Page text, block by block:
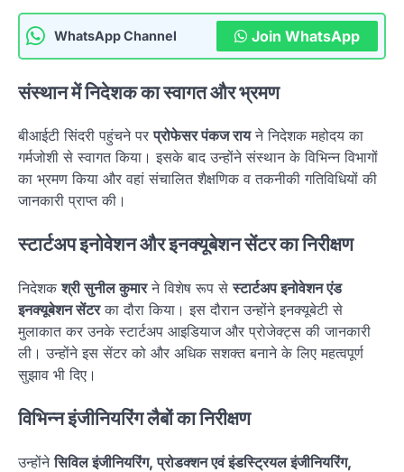
WhatsApp Channel Join WhatsApp
संस्थान में निदेशक का स्वागत और भ्रमण
बीआईटी सिंदरी पहुंचने परप्रोफेसर पंकज रायने निदेशक महोदय का
गर्मजोशी से स्वागत किया। इसके बाद उन्होंने संस्थान के विभिन्न विभागों
का भ्रमण किया और वहां संचालित शैक्षणिक व तकनीकी गतिविधियों की
जानकारी प्राप्त की।
स्टार्टअप इनोवेशन और इनक्यूबेशन सेंटर का निरीक्षण
निदेशकश्री सुनील कुमारने विशेष रूप सेस्टार्टअप इनोवेशन एंड
इनक्यूबेशन सेंटरका दौरा किया। इस दौरान उन्होंने इनक्यूबेटी से
मुलाकात कर उनके स्टार्टअप आइडियाज और प्रोजेक्ट्स की जानकारी
ली। उन्होंने इस सेंटर को और अधिक सशक्त बनाने के लिए महत्वपूर्ण
सुझाव भी दिए।
विभिन्न इंजीनियरिंग लैबों का निरीक्षण
उन्होंनेसिविल इंजीनियरिंग, प्रोडक्शन एवं इंडस्ट्रियल इंजीनियरिंग,